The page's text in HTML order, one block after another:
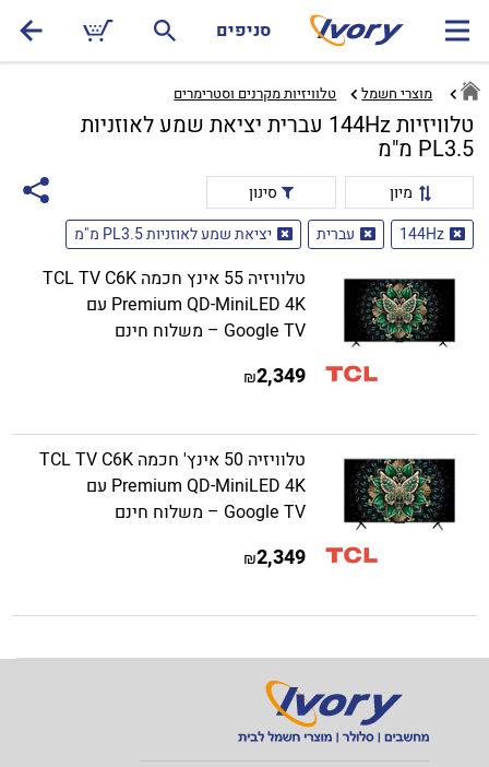
סניפים
מוצרי חשמל טלוויזיות מקרנים וסטרימרים‏
טלוויזיות 144Hz עברית יציאת שמע לאוזניות
PL3.5 מ"מ
מיון
סינון
144Hz
עברית יציאת שמע לאוזניות PL3.5 מ"מ
טלוויזיה 55 אינץ חכמה TCL TV C6K
Premium QD-MiniLED 4K עם
Google TV – משלוח חינם
2,349
₪
טלוויזיה 50 אינץ' חכמה TCL TV C6K
Premium QD-MiniLED 4K עם
Google TV – משלוח חינם
2,349
₪